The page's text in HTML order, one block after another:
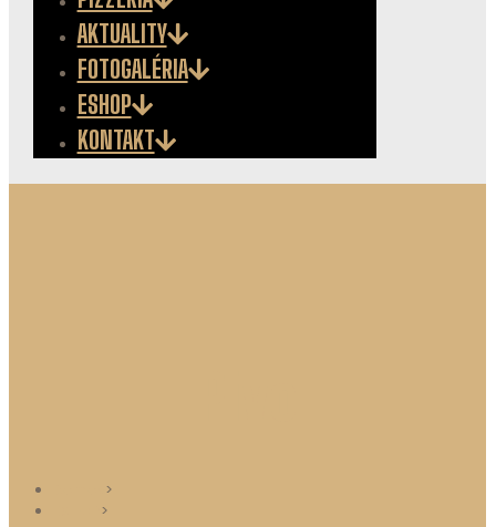
AKTUALITY
FOTOGALÉRIA
ESHOP
KONTAKT
>
>